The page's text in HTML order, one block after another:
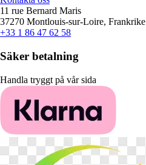
11 rue Bernard Maris
37270 Montlouis-sur-Loire, Frankrike
+33 1 86 47 62 58
Säker betalning
Handla tryggt på vår sida